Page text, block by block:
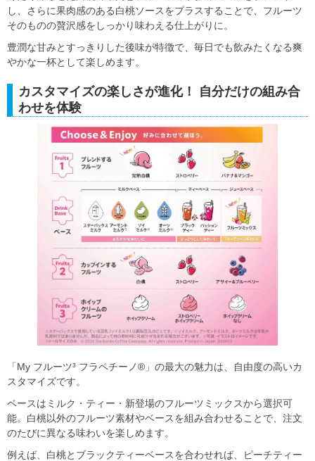
し、さらに果肉感のある白桃ソースをプラスすることで、フルーツ
そのものの贅沢感をしっかり味わえる仕上がりに。
豊潤な甘みとすっきりした後味が特徴で、毎日でも飲みたくなる爽
やかな一杯として楽しめます。
カスタマイズの楽しさが進化！ 自分だけの組み合
わせを体験
「My フルーツ³ フラペチーノ®」の最大の魅力は、自由度の高いカ
スタマイズです。
ベースはミルク・ティー・新登場のフルーツミックスから選択可
能。白桃以外のフルーツ素材やベースを組み合わせることで、注文
のたびに異なる味わいを楽しめます。
例えば、白桃とブラックティーベースを合わせれば、ピーチティー